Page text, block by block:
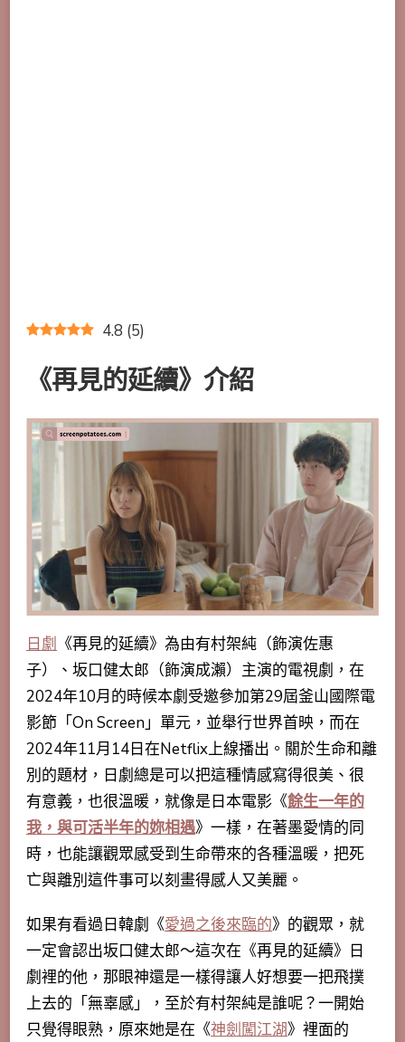
4.8 (5)
《再見的延續》介紹
日劇 《再見的延續》為由有村架純（飾演佐惠
子）、坂口健太郎（飾演成瀨）主演的電視劇，在
2024年10月的時候本劇受邀參加第29屆釜山國際電
影節「On Screen」單元，並舉行世界首映，而在
2024年11月14日在Netflix上線播出。關於生命和離
別的題材，日劇總是可以把這種情感寫得很美、很
有意義，也很溫暖，就像是日本電影《餘生一年的
我，與可活半年的妳相遇》一樣，在著墨愛情的同
時，也能讓觀眾感受到生命帶來的各種溫暖，把死
亡與離別這件事可以刻畫得感人又美麗。
如果有看過日韓劇《愛過之後來臨的》的觀眾，就
一定會認出坂口健太郎～這次在《再見的延續》日
劇裡的他，那眼神還是一樣得讓人好想要一把飛撲
上去的「無辜感」，至於有村架純是誰呢？一開始
只覺得眼熟，原來她是在《神劍闖江湖》裡面的